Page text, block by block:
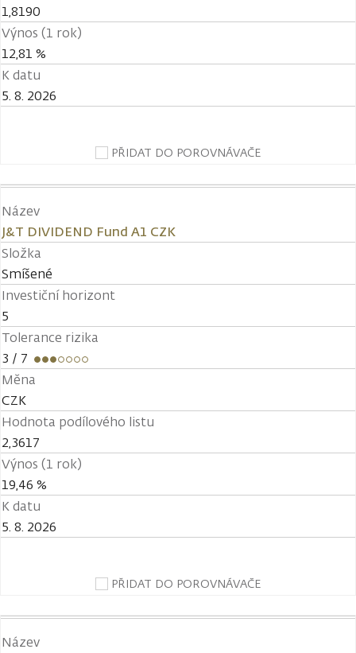
1,8190
Výnos (1 rok)
12,81 %
K datu
5. 8. 2026
PŘIDAT DO POROVNÁVAČE
Název
J&T DIVIDEND Fund A1 CZK
Složka
Smíšené
Investiční horizont
5
Tolerance rizika
3 / 7
Měna
CZK
Hodnota podílového listu
2,3617
Výnos (1 rok)
19,46 %
K datu
5. 8. 2026
PŘIDAT DO POROVNÁVAČE
Název